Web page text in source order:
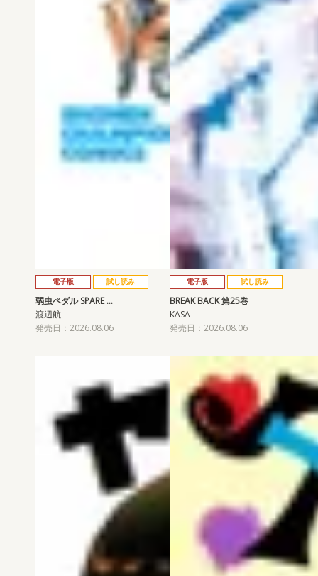
電子版 試し読み
弱虫ペダル SPARE …
渡辺航
発売日：2026.08.06
電子版 試し読み
BREAK BACK 第25巻
KASA
発売日：2026.08.06